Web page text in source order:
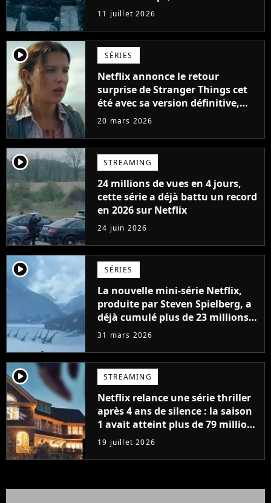
parfaites
11 juillet 2026
player2 SÉRIES
Netflix annonce le retour
surprise de Stranger Things cet
été avec sa version définitive,
une décision historique
20 mars 2026
player2 STREAMING
24 millions de vues en 4 jours,
cette série a déjà battu un record
en 2026 sur Netflix
24 juin 2026
player2 SÉRIES
La nouvelle mini-série Netflix,
produite par Steven Spielberg, a
déjà cumulé plus de 23 millions
de vues
31 mars 2026
player2 STREAMING
Netflix relance une série thriller
après 4 ans de silence : la saison
1 avait atteint plus de 79 millions
de vues
19 juillet 2026